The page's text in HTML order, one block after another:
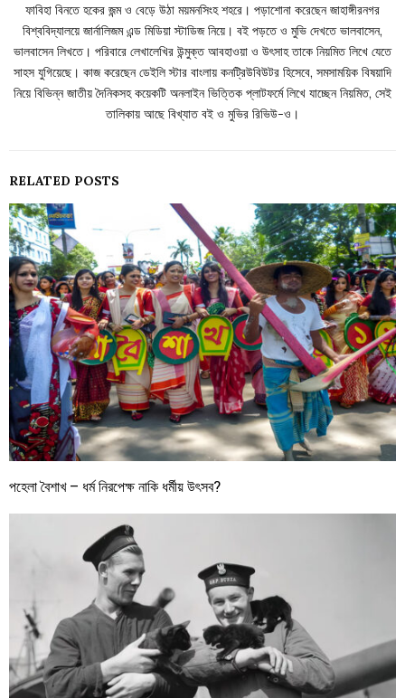
ফাবিহা বিনতে হকের জন্ম ও বেড়ে উঠা ময়মনসিংহ শহরে। পড়াশোনা করেছেন জাহাঙ্গীরনগর
বিশ্ববিদ্যালয়ে জার্নালিজম এন্ড মিডিয়া স্টাডিজ নিয়ে। বই পড়তে ও মুভি দেখতে ভালবাসেন,
ভালবাসেন লিখতে। পরিবারে লেখালেখির উন্মুক্ত আবহাওয়া ও উৎসাহ তাকে নিয়মিত লিখে যেতে
সাহস যুগিয়েছে। কাজ করেছেন ডেইলি স্টার বাংলায় কনট্রিউবিউটর হিসেবে, সমসাময়িক বিষয়াদি
নিয়ে বিভিন্ন জাতীয় দৈনিকসহ কয়েকটি অনলাইন ভিত্তিক প্লাটফর্মে লিখে যাচ্ছেন নিয়মিত, সেই
তালিকায় আছে বিখ্যাত বই ও মুভির রিভিউ-ও।
RELATED POSTS
পহেলা বৈশাখ – ধর্ম নিরপেক্ষ নাকি ধর্মীয় উৎসব?